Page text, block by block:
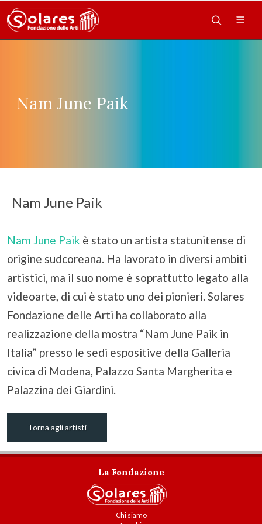
Nam June Paik
Nam June Paik
Nam June Paik è stato un artista statunitense di
origine sudcoreana. Ha lavorato in diversi ambiti
artistici, ma il suo nome è soprattutto legato alla
videoarte, di cui è stato uno dei pionieri. Solares
Fondazione delle Arti ha collaborato alla
realizzazione della mostra “Nam June Paik in
Italia” presso le sedi espositive della Galleria
civica di Modena, Palazzo Santa Margherita e
Palazzina dei Giardini.
Torna agli artisti
La Fondazione
Chi siamo